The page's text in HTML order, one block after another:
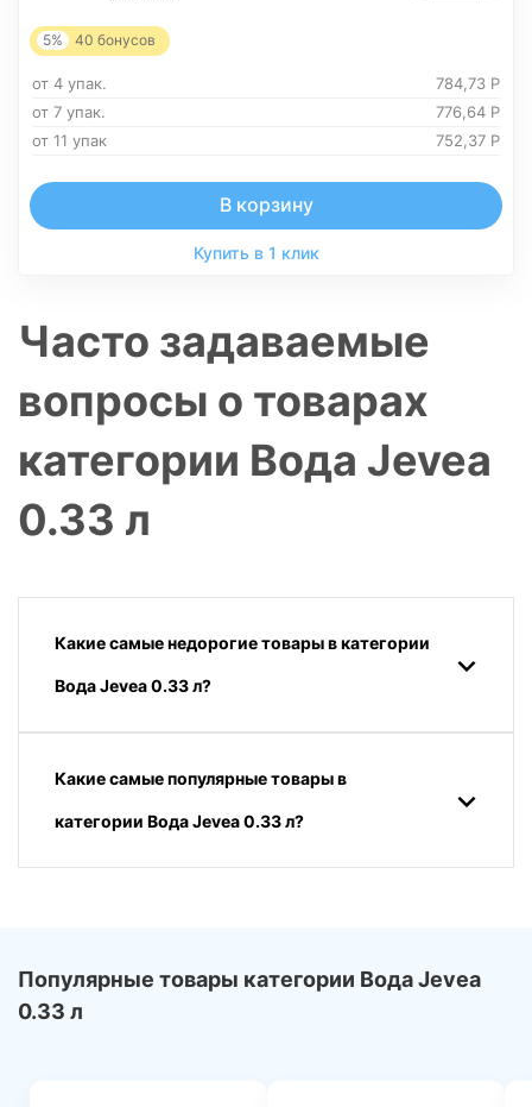
5% 40 бонусов
от 4 упак. 784,73 Р
от 7 упак.
776,64 Р
от 11 упак
752,37 Р
В корзину
Купить в 1 клик
Часто задаваемые
вопросы о товарах
категории Вода Jevea
0.33 л
Какие самые недорогие товары в категории
Вода Jevea 0.33 л?
Какие самые популярные товары в
категории Вода Jevea 0.33 л?
Популярные товары категории Вода Jevea
0.33 л